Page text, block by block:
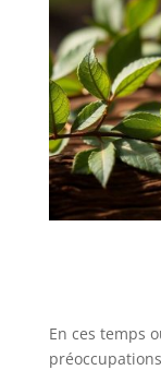
En ces temps